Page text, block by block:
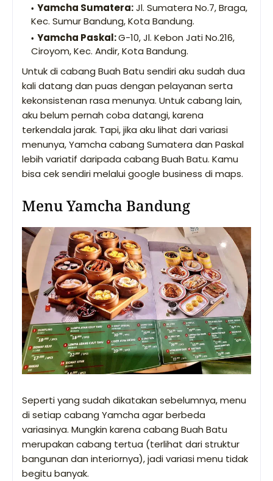
Yamcha Sumatera:Jl. Sumatera No.7, Braga,
Kec. Sumur Bandung, Kota Bandung.
Yamcha Paskal:G-10, Jl. Kebon Jati No.216,
Ciroyom, Kec. Andir, Kota Bandung.
Untuk di cabang Buah Batu sendiri aku sudah dua
kali datang dan puas dengan pelayanan serta
kekonsistenan rasa menunya. Untuk cabang lain,
aku belum pernah coba datangi, karena
terkendala jarak. Tapi, jika aku lihat dari variasi
menunya, Yamcha cabang Sumatera dan Paskal
lebih variatif daripada cabang Buah Batu. Kamu
bisa cek sendiri melalui google business di maps.
Menu Yamcha Bandung
Seperti yang sudah dikatakan sebelumnya, menu
di setiap cabang Yamcha agar berbeda
variasinya. Mungkin karena cabang Buah Batu
merupakan cabang tertua (terlihat dari struktur
bangunan dan interiornya), jadi variasi menu tidak
begitu banyak.